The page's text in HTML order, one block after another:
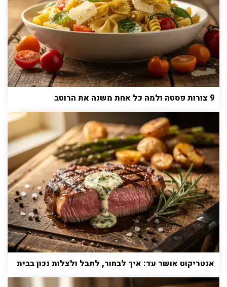
9 צורות פסטה ולמה כל אחת משנה את הרוטב
אנטריקוט אושר עד: איך לבחור, לתבל ולצלות נכון בבית